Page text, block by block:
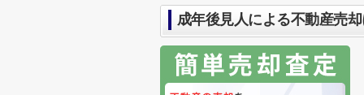
成年後見人による不動産売